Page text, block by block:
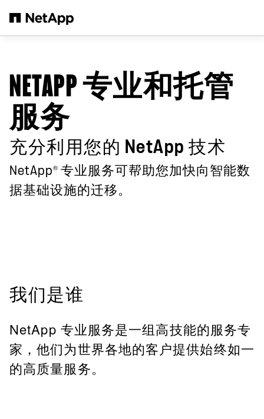
NETAPP 专业和托管
服务
充分利用您的 NetApp 技术
NetApp® 专业服务可帮助您加快向智能数
据基础设施的迁移。
我们是谁
NetApp 专业服务是一组高技能的服务专
家，他们为世界各地的客户提供始终如一
的高质量服务。